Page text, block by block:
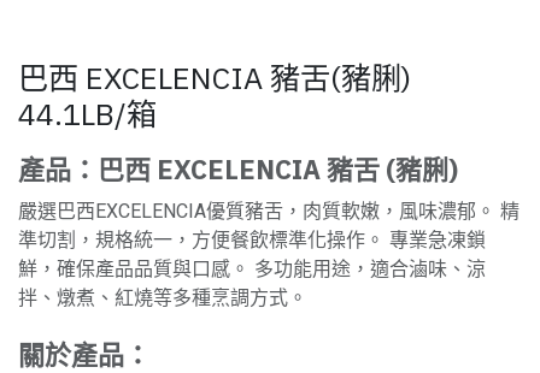
巴西 EXCELENCIA 豬舌(豬脷)
44.1LB/箱
產品：巴西 EXCELENCIA 豬舌 (豬脷)
嚴選巴西EXCELENCIA優質豬舌，肉質軟嫩，風味濃郁。 精
準切割，規格統一，方便餐飲標準化操作。 專業急凍鎖
鮮，確保產品品質與口感。 多功能用途，適合滷味、涼
拌、燉煮、紅燒等多種烹調方式。
關於產品：